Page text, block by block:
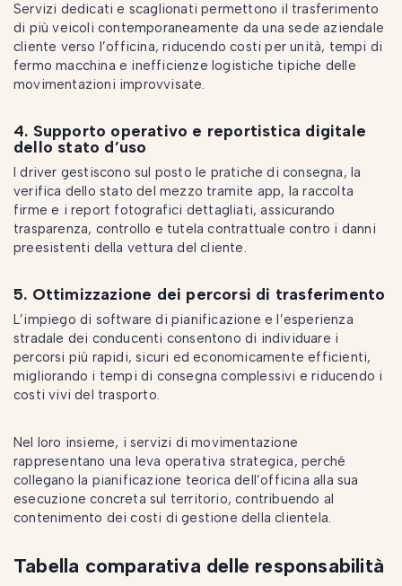
Servizi dedicati e scaglionati permettono il trasferimento
di più veicoli contemporaneamente da una sede aziendale
cliente verso l’officina, riducendo costi per unità, tempi di
fermo macchina e inefficienze logistiche tipiche delle
movimentazioni improvvisate.
4. Supporto operativo e reportistica digitale
dello stato d’uso
I driver gestiscono sul posto le pratiche di consegna, la
verifica dello stato del mezzo tramite app, la raccolta
firme e i report fotografici dettagliati, assicurando
trasparenza, controllo e tutela contrattuale contro i danni
preesistenti della vettura del cliente.
5. Ottimizzazione dei percorsi di trasferimento
L’impiego di software di pianificazione e l’esperienza
stradale dei conducenti consentono di individuare i
percorsi più rapidi, sicuri ed economicamente efficienti,
migliorando i tempi di consegna complessivi e riducendo i
costi vivi del trasporto.
Nel loro insieme, i servizi di movimentazione
rappresentano una leva operativa strategica, perché
collegano la pianificazione teorica dell’officina alla sua
esecuzione concreta sul territorio, contribuendo al
contenimento dei costi di gestione della clientela.
Tabella comparativa delle responsabilità